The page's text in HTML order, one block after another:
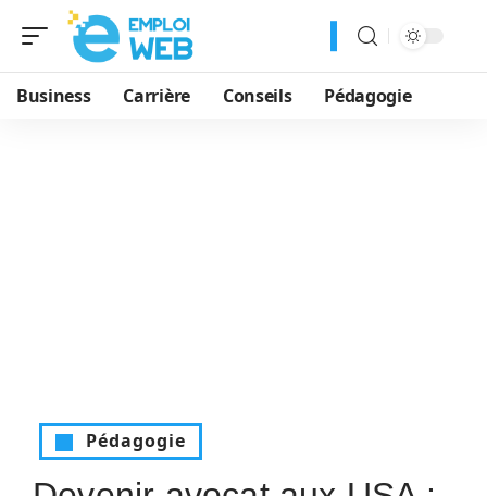
Business Carrière Conseils Pédagogie
Pédagogie